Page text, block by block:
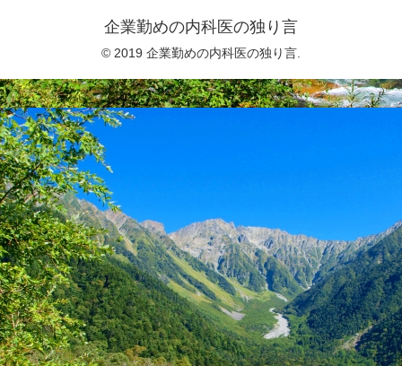
企業勤めの内科医の独り言
© 2019 企業勤めの内科医の独り言.